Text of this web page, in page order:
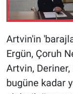
Artvin'in
Ergün, Çoruh
Artvin, Deriner,
bugüne kadar